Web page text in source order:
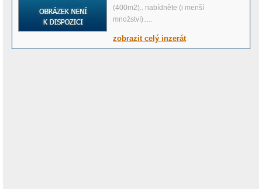
(400m2).. nabídněte (i menší
množství).....
zobrazit celý inzerát